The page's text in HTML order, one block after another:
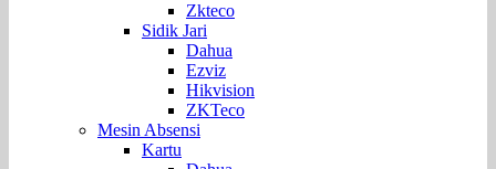
Zkteco
Sidik Jari
Dahua
Ezviz
Hikvision
ZKTeco
Mesin Absensi
Kartu